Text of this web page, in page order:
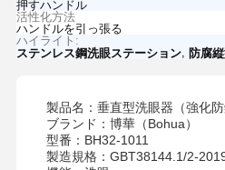
押すハンドル
活性化方法
ハンドルを引っ張る
ハイライト:
ステンレス鋼洗眼ステーション, 防腐
製品名：垂直型洗眼器（強化防
ブランド：博華（Bohua）
型番：BH32-1011
製造規格：GBT38144.1/2-